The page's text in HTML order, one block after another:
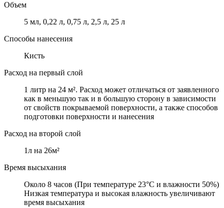
Объем
5 мл, 0,22 л, 0,75 л, 2,5 л, 25 л
Способы нанесения
Кисть
Расход на первый слой
1 литр на 24 м². Расход может отличаться от заявленного
как в меньшую так и в большую сторону в зависимости
от свойств покрываемой поверхности, а также способов
подготовки поверхности и нанесения
Расход на второй слой
1л на 26м²
Время высыхания
Около 8 часов (При температуре 23°C и влажности 50%)
Низкая температура и высокая влажность увеличивают
время высыхания